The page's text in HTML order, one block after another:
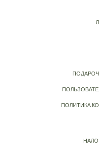
ПОЛИТИКА